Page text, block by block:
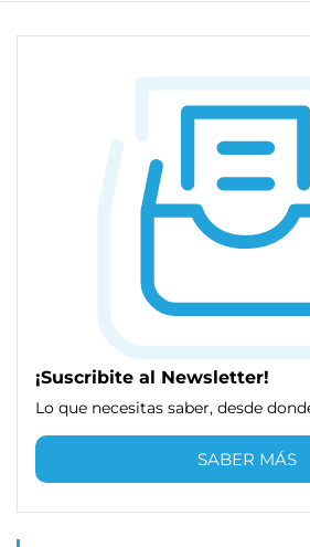
¡Suscribite al Newsletter!
Lo que necesitas saber, desde
SABER MÁS